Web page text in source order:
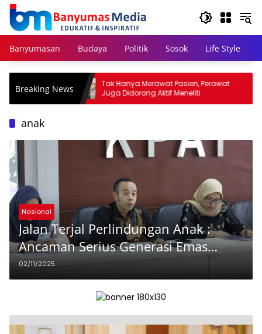
Langsung
konten
Banyumasan Budaya Politik Sosok Life Style
Breaking NewsTak Hanya Merawat Pasien, Perawat
Juga Didorong Aktif Meneliti
anak
Nasional
Jalan Terjal Perlindungan Anak :
Ancaman Serius Generasi Emas
Indonesia
02/11/2025